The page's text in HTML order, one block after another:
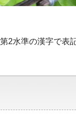
2水準の漢字で表